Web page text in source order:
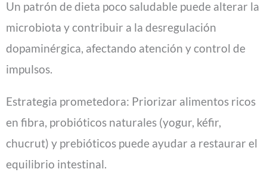
Un patrón de dieta poco saludable puede alterar la
microbiota y contribuir a la desregulación
dopaminérgica, afectando atención y control de
impulsos.
Estrategia prometedora: Priorizar alimentos ricos
en fibra, probióticos naturales (yogur, kéfir,
chucrut) y prebióticos puede ayudar a restaurar el
equilibrio intestinal.